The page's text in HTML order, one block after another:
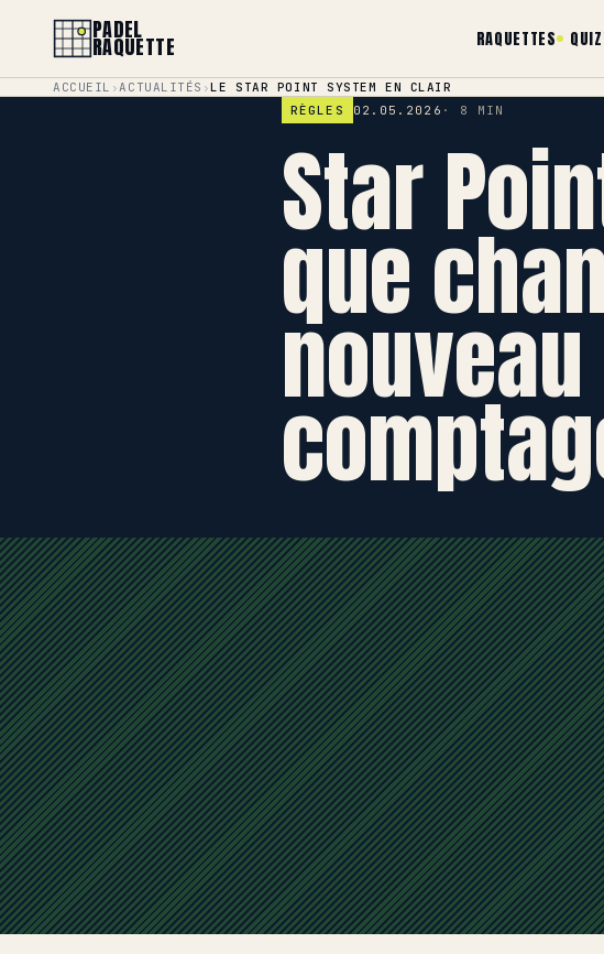
PADEL
RAQUETTE RAQUETTES QUIZ
ACCUEIL ›ACTUALITÉS ›LE STAR POINT SYSTEM EN CLAIR
RÈGLES
02.05.2026 8 MIN
Star
que